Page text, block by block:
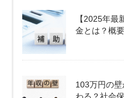
【2025年
金とは？概
103万円の